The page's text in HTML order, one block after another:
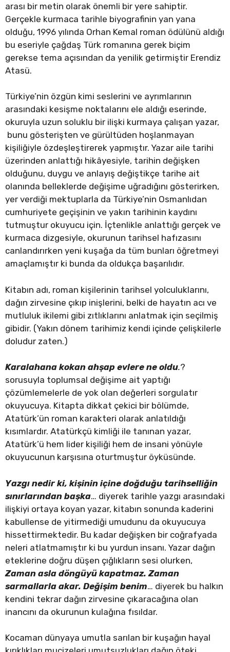
arası bir metin olarak önemli bir yere sahiptir.
Gerçekle kurmaca tarihle biyografinin yan yana
olduğu, 1996 yılında Orhan Kemal roman ödülünü aldığı
bu eseriyle çağdaş Türk romanına gerek biçim
gerekse tema açısından da yenilik getirmiştir Erendiz
Atasü.
Türkiye’nin özgün kimi seslerini ve ayrımlarının
arasındaki kesişme noktalarını ele aldığı eserinde,
okuruyla uzun soluklu bir ilişki kurmaya çalışan yazar,
bunu gösterişten ve gürültüden hoşlanmayan
kişiliğiyle özdeşleştirerek yapmıştır. Yazar aile tarihi
üzerinden anlattığı hikâyesiyle, tarihin değişken
olduğunu, duygu ve anlayış değiştikçe tarihe ait
olanında belleklerde değişime uğradığını gösterirken,
yer verdiği mektuplarla da Türkiye’nin Osmanlıdan
cumhuriyete geçişinin ve yakın tarihinin kaydını
tutmuştur okuyucu için. İçtenlikle anlattığı gerçek ve
kurmaca dizgesiyle, okurunun tarihsel hafızasını
canlandırırken yeni kuşağa da tüm bunları öğretmeyi
amaçlamıştır ki bunda da oldukça başarılıdır.
Kitabın adı, roman kişilerinin tarihsel yolculuklarını,
dağın zirvesine çıkıp inişlerini, belki de hayatın acı ve
mutluluk ikilemi gibi zıtlıklarını anlatmak için seçilmiş
gibidir. (Yakın dönem tarihimiz kendi içinde çelişkilerle
doludur zaten.)
Karalahana kokan ahşap evlere ne oldu.?
sorusuyla toplumsal değişime ait yaptığı
çözümlemelerle de yok olan değerleri sorgulatır
okuyucuya. Kitapta dikkat çekici bir bölümde,
Atatürk’ün roman karakteri olarak anlatıldığı
kısımlardır. Atatürkçü kimliği ile tanınan yazar,
Atatürk’ü hem lider kişiliği hem de insani yönüyle
okuyucunun karşısına oturtmuştur öyküsünde.
Yazgı nedir ki, kişinin içine doğduğu tarihselliğin
sınırlarından başka… diyerek tarihle yazgı arasındaki
ilişkiyi ortaya koyan yazar, kitabın sonunda kaderini
kabullense de yitirmediği umudunu da okuyucuya
hissettirmektedir. Bu kadar değişken bir coğrafyada
neleri atlatmamıştır ki bu yurdun insanı. Yazar dağın
eteklerine doğru düşen çığlıkların sesi olurken,
Zaman asla döngüyü kapatmaz. Zaman
sarmallarla akar. Değişim benim… diyerek bu halkın
kendini tekrar dağın zirvesine çıkaracağına olan
inancını da okurunun kulağına fısıldar.
Kocaman dünyaya umutla sarılan bir kuşağın hayal